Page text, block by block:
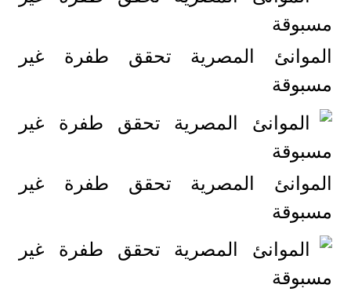
الموانئ المصرية تحقق طفرة غير
مسبوقة
الموانئ المصرية تحقق طفرة غير
مسبوقة